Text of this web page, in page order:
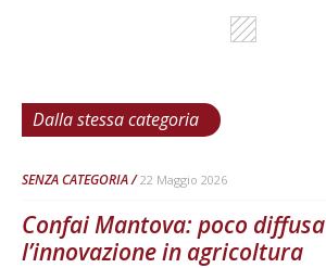
Dalla stessa categoria
SENZA CATEGORIA 22 Maggio 2026
Confai Mantova: poco diffusa
l’innovazione in agricoltura